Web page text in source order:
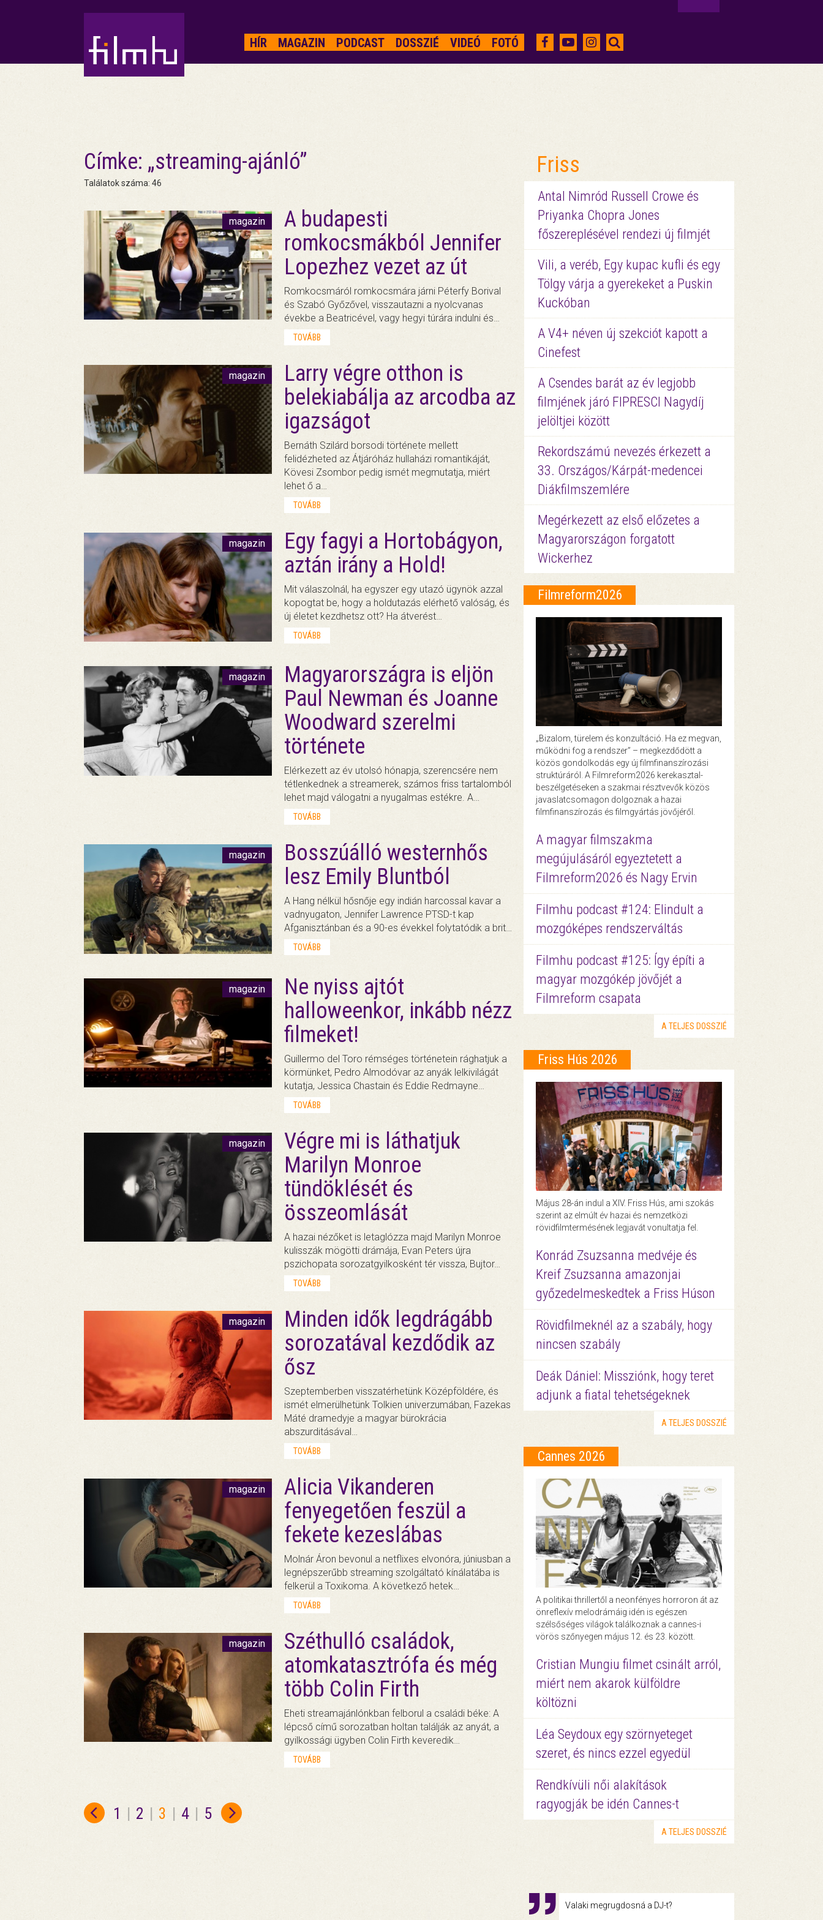
HÍR MAGAZIN PODCAST DOSSZIÉ VIDEÓ FOTÓ
Címke: „streaming-ajánló”
Találatok száma: 46
magazin
A budapesti
romkocsmákból Jennifer
Lopezhez vezet az út
Romkocsmáról romkocsmára járni Péterfy Borival
és Szabó Győzővel, visszautazni a nyolcvanas
évekbe a Beatricével, vagy hegyi túrára indulni és…
TOVÁBB
magazin
Larry végre otthon is
belekiabálja az arcodba az
igazságot
Bernáth Szilárd borsodi története mellett
felidézheted az Átjáróház hullaházi romantikáját,
Kövesi Zsombor pedig ismét megmutatja, miért
lehet ő a…
TOVÁBB
magazin
Egy fagyi a Hortobágyon,
aztán irány a Hold!
Mit válaszolnál, ha egyszer egy utazó ügynök azzal
kopogtat be, hogy a holdutazás elérhető valóság, és
új életet kezdhetsz ott? Ha átverést…
TOVÁBB
magazin
Magyarországra is eljön
Paul Newman és Joanne
Woodward szerelmi
története
Elérkezett az év utolsó hónapja, szerencsére nem
tétlenkednek a streamerek, számos friss tartalomból
lehet majd válogatni a nyugalmas estékre. A…
TOVÁBB
magazin
Bosszúálló westernhős
lesz Emily Bluntból
A Hang nélkül hősnője egy indián harcossal kavar a
vadnyugaton, Jennifer Lawrence PTSD-t kap
Afganisztánban és a 90-es évekkel folytatódik a brit…
TOVÁBB
magazin
Ne nyiss ajtót
halloweenkor, inkább nézz
filmeket!
Guillermo del Toro rémséges történetein rághatjuk a
körmünket, Pedro Almodóvar az anyák lelkivilágát
kutatja, Jessica Chastain és Eddie Redmayne…
TOVÁBB
magazin
Végre mi is láthatjuk
Marilyn Monroe
tündöklését és
összeomlását
A hazai nézőket is letaglózza majd Marilyn Monroe
kulisszák mögötti drámája, Evan Peters újra
pszichopata sorozatgyilkosként tér vissza, Bujtor…
TOVÁBB
magazin
Minden idők legdrágább
sorozatával kezdődik az
ősz
Szeptemberben visszatérhetünk Középföldére, és
ismét elmerülhetünk Tolkien univerzumában, Fazekas
Máté dramedyje a magyar bürokrácia
abszurditásával…
TOVÁBB
magazin
Alicia Vikanderen
fenyegetően feszül a
fekete kezeslábas
Molnár Áron bevonul a netflixes elvonóra, júniusban a
legnépszerűbb streaming szolgáltató kínálatába is
felkerül a Toxikoma. A következő hetek…
TOVÁBB
magazin
Széthulló családok,
atomkatasztrófa és még
több Colin Firth
Eheti streamajánlónkban felborul a családi béke: A
lépcső című sorozatban holtan találják az anyát, a
gyilkossági ügyben Colin Firth keveredik…
TOVÁBB
1 | 2 | 3 | 4 | 5
Friss
Antal Nimród Russell Crowe és
Priyanka Chopra Jones
főszereplésével rendezi új filmjét
Vili, a veréb, Egy kupac kufli és egy
Tölgy várja a gyerekeket a Puskin
Kuckóban
A V4+ néven új szekciót kapott a
Cinefest
A Csendes barát az év legjobb
filmjének járó FIPRESCI Nagydíj
jelöltjei között
Rekordszámú nevezés érkezett a
33. Országos/Kárpát-medencei
Diákfilmszemlére
Megérkezett az első előzetes a
Magyarországon forgatott
Wickerhez
Filmreform2026
„Bizalom, türelem és konzultáció. Ha ez megvan,
működni fog a rendszer” – megkezdődött a
közös gondolkodás egy új filmfinanszírozási
struktúráról. A Filmreform2026 kerekasztal-
beszélgetéseken a szakmai résztvevők közös
javaslatcsomagon dolgoznak a hazai
filmfinanszírozás és filmgyártás jövőjéről.
A magyar filmszakma
megújulásáról egyeztetett a
Filmreform2026 és Nagy Ervin
Filmhu podcast #124: Elindult a
mozgóképes rendszerváltás
Filmhu podcast #125: Így építi a
magyar mozgókép jövőjét a
Filmreform csapata
A TELJES DOSSZIÉ
Friss Hús 2026
Május 28-án indul a XIV. Friss Hús, ami szokás
szerint az elmúlt év hazai és nemzetközi
rövidfilmtermésének legjavát vonultatja fel.
Konrád Zsuzsanna medvéje és
Kreif Zsuzsanna amazonjai
győzedelmeskedtek a Friss Húson
Rövidfilmeknél az a szabály, hogy
nincsen szabály
Deák Dániel: Missziónk, hogy teret
adjunk a fiatal tehetségeknek
A TELJES DOSSZIÉ
Cannes 2026
A politikai thrillertől a neonfényes horroron át az
önreflexív melodrámáig idén is egészen
szélsőséges világok találkoznak a cannes-i
vörös szőnyegen május 12. és 23. között.
Cristian Mungiu filmet csinált arról,
miért nem akarok külföldre
költözni
Léa Seydoux egy szörnyeteget
szeret, és nincs ezzel egyedül
Rendkívüli női alakítások
ragyogják be idén Cannes-t
A TELJES DOSSZIÉ
Valaki megrugdosná a DJ-t?